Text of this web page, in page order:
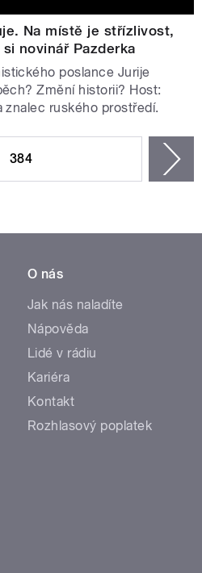
Na místě je střízlivost,
novinář Pazderka
poslance Jurije
Změní historii? Host:
znalec ruského prostředí.
384
O nás
Jak nás naladíte
Nápověda
Lidé v rádiu
Kariéra
Kontakt
Rozhlasový poplatek